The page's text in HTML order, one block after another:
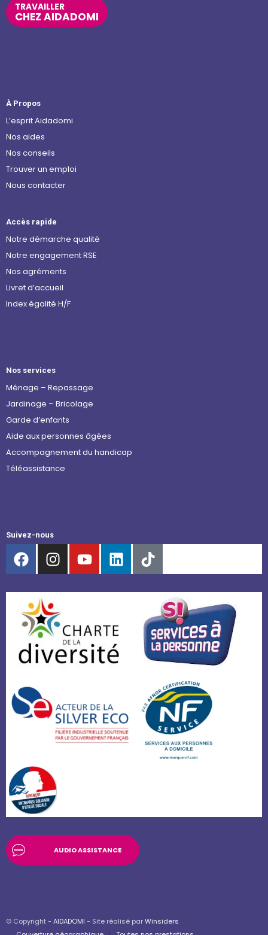
TRAVAILLER
CHEZ AIDADOMI
À Propos
L’esprit Aidadomi
Nos aides
Nos conseils
Trouver un emploi
Nous contacter
Accès rapide
Notre démarche qualité
Notre engagement RSE
Nos agréments
Livret d’accueil
Index égalité H/F
Nos services
Ménage – Repassage
Jardinage – Bricolage
Garde d’enfants
Aide aux personnes âgées
Accompagnement du handicap
Téléassistance
Suivez-nous
AUDIO ASSISTANCE
© Copyright - AIDADOMI - Site réalisé parWinsiders